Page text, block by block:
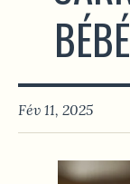
Fév 11, 2025